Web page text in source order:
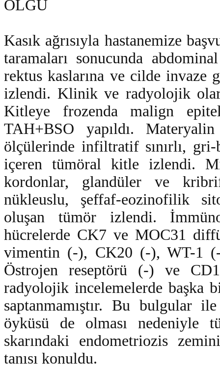
OLGU
Kasık ağrısıyla hastanemize
taramaları sonucunda
rektus kaslarına ve cilde invaze
izlendi. Klinik ve radyolojik
Kitleye frozenda malign
TAH+BSO yapıldı.
ölçülerinde infiltratif sınırlı,
içeren tümöral kitle izlendi.
kordonlar, glandüler ve
nükleuslu, şeffaf-eozinofilik
oluşan tümör izlendi.
hücrelerde CK7 ve MOC31
vimentin (-), CK20 (-), WT-1
Östrojen reseptörü (-) ve
radyolojik incelemelerde başka
saptanmamıştır. Bu bulgular
öyküsü de olması nedeniyle
skarındaki endometriozis
tanısı konuldu.